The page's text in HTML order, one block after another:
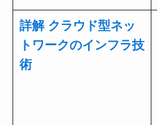
詳解 クラウド型ネッ
トワークのインフラ技
術